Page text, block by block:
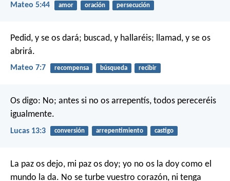
Mateo 5:44 amor oración persecución
Pedid, y se os dará; buscad, y hallaréis; llamad, y se os
abrirá.
Mateo 7:7 recompensa búsqueda recibir
Os digo: No; antes si no os arrepentís, todos pereceréis
igualmente.
Lucas 13:3 conversión arrepentimiento castigo
La paz os dejo, mi paz os doy; yo no os la doy como el
mundo la da. No se turbe vuestro corazón, ni tenga